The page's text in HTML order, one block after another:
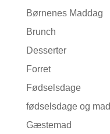
Børnenes Maddag
Brunch
Desserter
Forret
Fødselsdage
fødselsdage og mad
Gæstemad